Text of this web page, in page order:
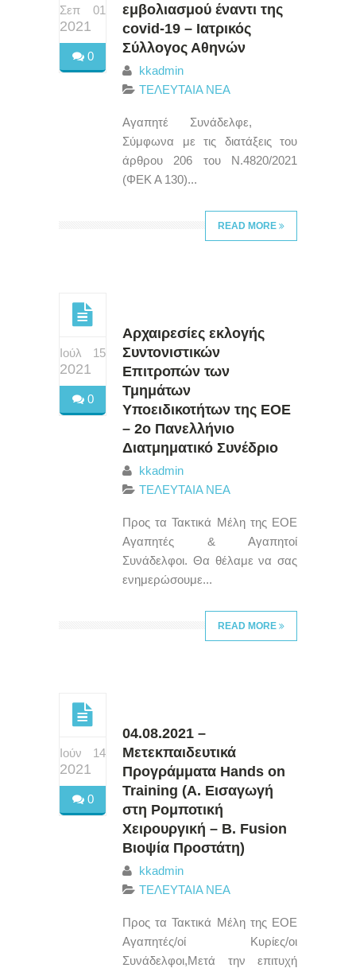
Σεπ 01
2021
0
εμβολιασμού έναντι της
covid-19 – Ιατρικός
Σύλλογος Αθηνών
kkadmin
ΤΕΛΕΥΤΑΙΑ ΝΕΑ
Αγαπητέ Συνάδελφε,
Σύμφωνα με τις διατάξεις του
άρθρου 206 του Ν.4820/2021
(ΦΕΚ Α 130)...
READ MORE
Ιούλ 15
2021
0
Αρχαιρεσίες εκλογής
Συντονιστικών
Επιτροπών των
Τμημάτων
Υποειδικοτήτων της ΕΟΕ
– 2ο Πανελλήνιο
Διατμηματικό Συνέδριο
kkadmin
ΤΕΛΕΥΤΑΙΑ ΝΕΑ
Προς τα Τακτικά Μέλη της ΕΟΕ
Αγαπητές & Αγαπητοί
Συνάδελφοι. Θα θέλαμε να σας
ενημερώσουμε...
READ MORE
Ιούν 14
2021
0
04.08.2021 –
Μετεκπαιδευτικά
Προγράμματα Hands on
Training (A. Εισαγωγή
στη Ρομποτική
Χειρουργική – B. Fusion
Βιοψία Προστάτη)
kkadmin
ΤΕΛΕΥΤΑΙΑ ΝΕΑ
Προς τα Τακτικά Μέλη της ΕΟΕ
Αγαπητές/οί Κυρίες/οι
Συνάδελφοι,Μετά την επιτυχή